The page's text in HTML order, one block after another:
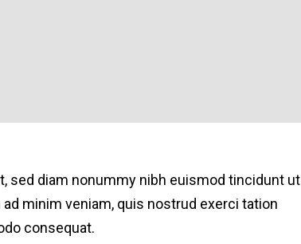
sed diam nonummy nibh euismod tincidunt ut
minim veniam, quis nostrud exerci tation
consequat.